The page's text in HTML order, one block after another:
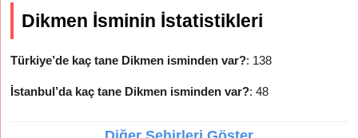
Dikmen İsminin İstatistikleri
Türkiye’de kaç tane Dikmen isminden var?: 138
İstanbul’da kaç tane Dikmen isminden var?: 48